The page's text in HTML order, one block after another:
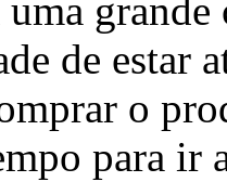
uma
de estar
o
para ir